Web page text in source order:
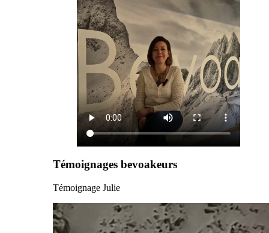
Témoignages bevoakeurs
Témoignage Julie